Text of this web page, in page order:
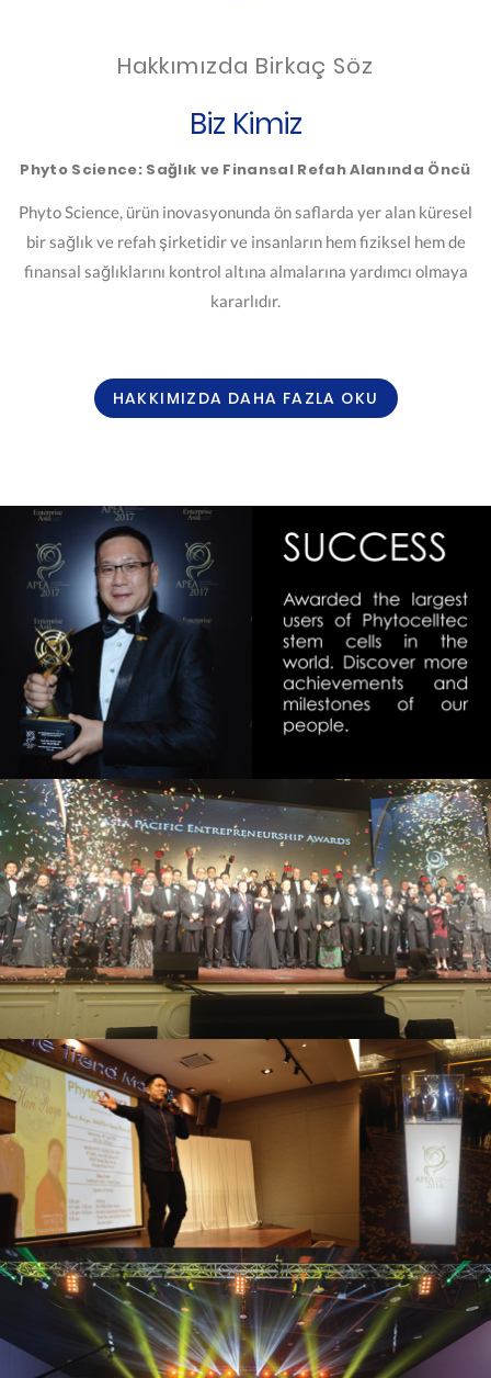
Hakkımızda Birkaç Söz
Biz Kimiz
Phyto Science: Sağlık ve Finansal Refah Alanında Öncü
Phyto Science, ürün inovasyonunda ön saflarda yer alan küresel
bir sağlık ve refah şirketidir ve insanların hem fiziksel hem de
finansal sağlıklarını kontrol altına almalarına yardımcı olmaya
kararlıdır.
HAKKIMIZDA DAHA FAZLA OKU